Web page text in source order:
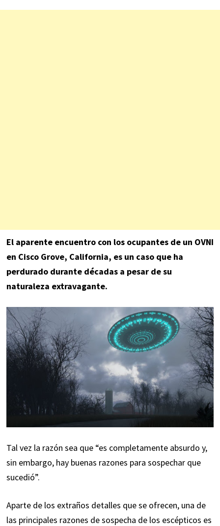
El aparente encuentro con los ocupantes de un OVNI
en Cisco Grove, California, es un caso que ha
perdurado durante décadas a pesar de su
naturaleza extravagante.
Tal vez la razón sea que “es completamente absurdo y,
sin embargo, hay buenas razones para sospechar que
sucedió”.
Aparte de los extraños detalles que se ofrecen, una de
las principales razones de sospecha de los escépticos es